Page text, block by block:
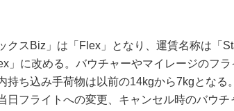
クスBiz」は「Flex」となり、運賃名称は「
」に改める。バウチャーやマイレージのフ
持ち込み手荷物は以前の14kgから7kgとなる
日フライトへの変更、キャンセル時のバウチ